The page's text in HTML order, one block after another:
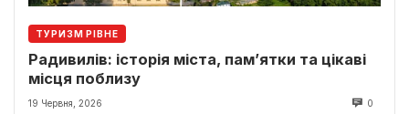
ТУРИЗМ РІВНЕ
Радивилів: історія міста, пам’ятки та цікаві
місця поблизу
19 Червня, 2026 0